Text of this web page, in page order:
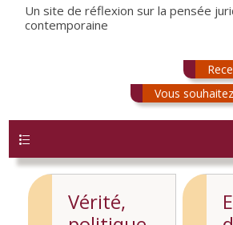
Un site de réflexion sur la pensée
contemporaine
Vous
Vérité,